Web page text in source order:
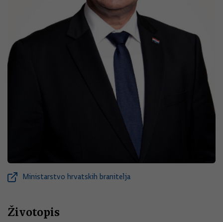
Ministarstvo hrvatskih branitelja
Životopis